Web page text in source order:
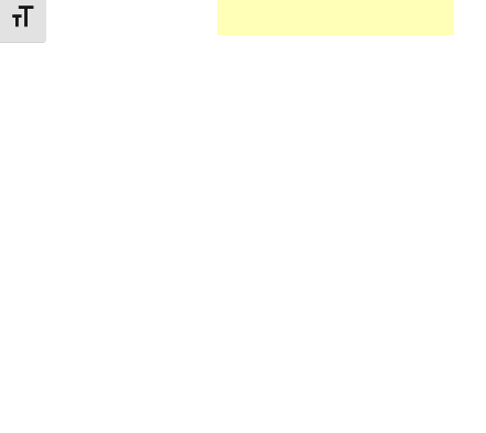
Attiva/disattiva dimensione testo